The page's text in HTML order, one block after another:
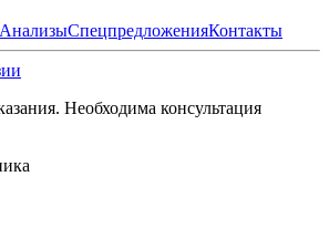
АнализыСпецпредложенияКонтакты
Необходима консультация